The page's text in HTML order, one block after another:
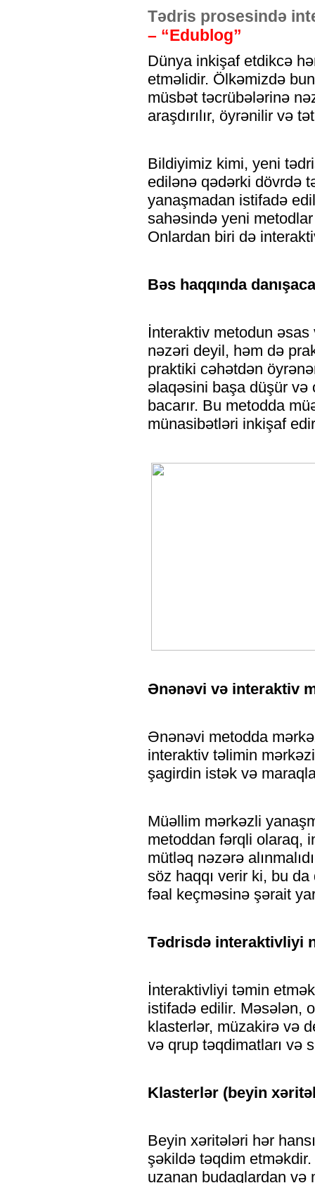
Tədris prosesində
– “Edublog”
Dünya inkişaf etdikcə
etməlidir. Ölkəmizdə
müsbət təcrübələrinə
araşdırılır, öyrənilir və
Bildiyimiz kimi, yeni
edilənə qədərki dövrdə
yanaşmadan istifadə
sahəsində yeni
Onlardan biri də
Bəs haqqında
İnteraktiv metodun
nəzəri deyil, həm də
praktiki cəhətdən
əlaqəsini başa düşür və
bacarır. Bu metodda
münasibətləri inkişaf
Ənənəvi və interaktiv
Ənənəvi metodda
interaktiv təlimin
şagirdin istək və
Müəllim mərkəzli
metoddan fərqli olaraq,
mütləq nəzərə
söz haqqı verir ki, bu
fəal keçməsinə şərait
Tədrisdə interaktivliyi
İnteraktivliyi təmin
istifadə edilir. Məsələn,
klasterlər, müzakirə və
və qrup təqdimatları və
Klasterlər (beyin
Beyin xəritələri hər
şəkildə təqdim
uzanan budaqlardan və